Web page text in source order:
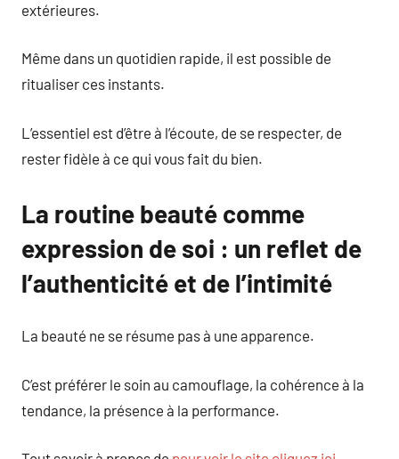
extérieures.
Même dans un quotidien rapide, il est possible de
ritualiser ces instants.
L’essentiel est d’être à l’écoute, de se respecter, de
rester fidèle à ce qui vous fait du bien.
La routine beauté comme
expression de soi : un reflet de
l’authenticité et de l’intimité
La beauté ne se résume pas à une apparence.
C’est préférer le soin au camouflage, la cohérence à la
tendance, la présence à la performance.